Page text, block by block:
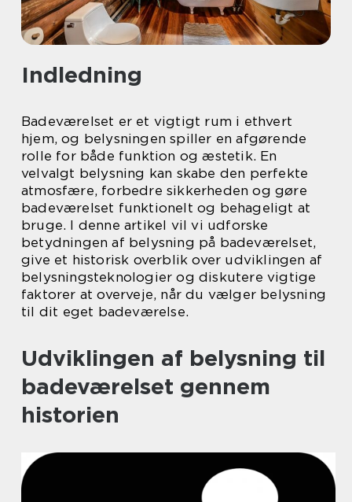
Indledning
Badeværelset er et vigtigt rum i ethvert
hjem, og belysningen spiller en afgørende
rolle for både funktion og æstetik. En
velvalgt belysning kan skabe den perfekte
atmosfære, forbedre sikkerheden og gøre
badeværelset funktionelt og behageligt at
bruge. I denne artikel vil vi udforske
betydningen af belysning på badeværelset,
give et historisk overblik over udviklingen af
belysningsteknologier og diskutere vigtige
faktorer at overveje, når du vælger belysning
til dit eget badeværelse.
Udviklingen af belysning til
badeværelset gennem
historien